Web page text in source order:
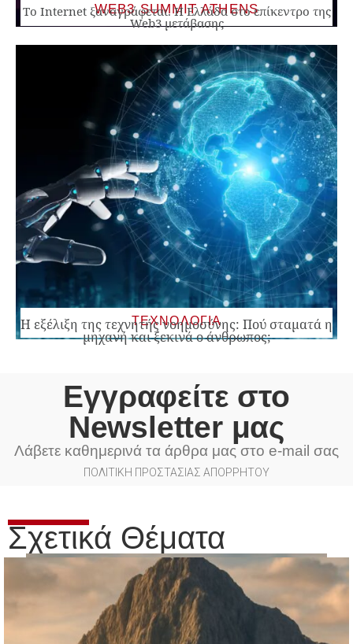
WEB3 SUMMIT ATHENS
Το Internet ξαναγράφεται. Η Ελλάδα στο επίκεντρο της
Web3 μετάβασης
ΤΕΧΝΟΛΟΓΙΑ
Η εξέλιξη της τεχνητής νοημοσύνης: Πού σταματά η
μηχανή και ξεκινά ο άνθρωπος;
Εγγραφείτε στο
Newsletter μας
Λάβετε καθημερινά τα άρθρα μας στο e-mail σας
ΠΟΛΙΤΙΚΗ ΠΡΟΣΤΑΣΙΑΣ ΑΠΟΡΡΗΤΟΥ
Σχετικά Θέματα